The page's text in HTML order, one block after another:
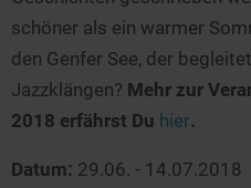
Schweden
Norwegen
alle Länder…
schöner als ein warmer
den Genfer See, der
Jazzklängen? Mehr zur
2018 erfährst Du hier.
Datum: 29.06. - 14.07.2018